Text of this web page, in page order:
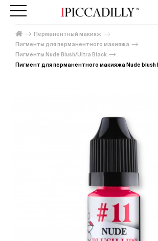
Перманентный макияж
Пигменты для перманентного макияжа
Пигменты Nude Blush/Ultra Black
Пигмент для перманентного макияжа Nude blush